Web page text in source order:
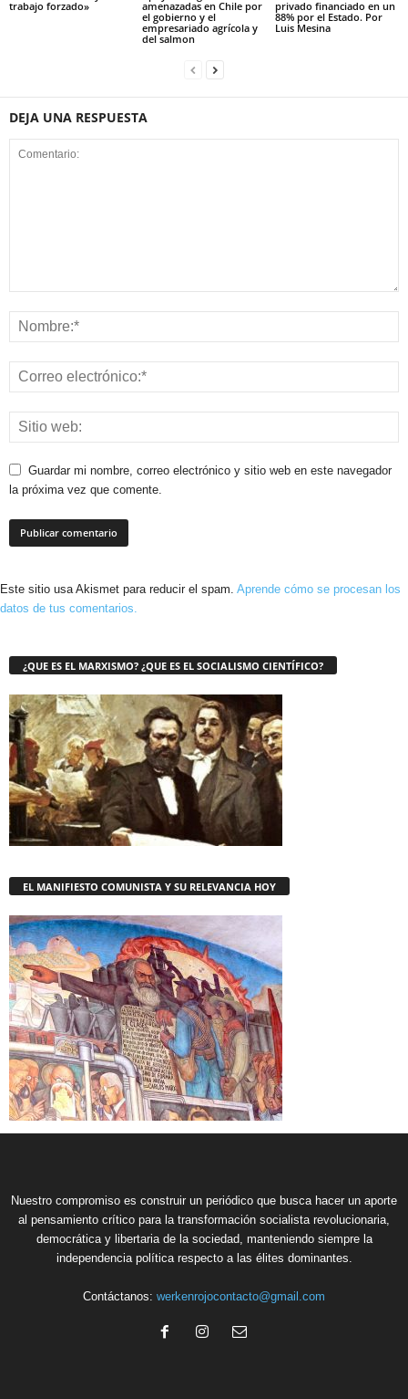
trabajo forzado»
amenazadas en Chile por
el gobierno y el
empresariado agrícola y
del salmon
privado financiado en un
88% por el Estado. Por
Luis Mesina
DEJA UNA RESPUESTA
Guardar mi nombre, correo electrónico y sitio web en este navegador
la próxima vez que comente.
Este sitio usa Akismet para reducir el spam. Aprende cómo se procesan los
datos de tus comentarios.
¿QUE ES EL MARXISMO? ¿QUE ES EL SOCIALISMO CIENTÍFICO?
EL MANIFIESTO COMUNISTA Y SU RELEVANCIA HOY
Nuestro compromiso es construir un periódico que busca hacer un aporte
al pensamiento crítico para la transformación socialista revolucionaria,
democrática y libertaria de la sociedad, manteniendo siempre la
independencia política respecto a las élites dominantes.
Contáctanos: werkenrojocontacto@gmail.com